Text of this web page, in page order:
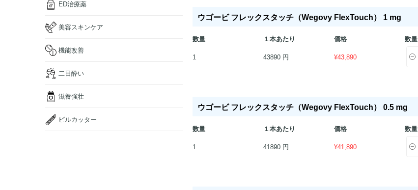
ウゴービ フレックスタッチ（Wegovy FlexTouch） 1 mg
数量 １本あたり 価格
数量
1
43890 円 ¥43,890
ウゴービ フレックスタッチ（Wegovy FlexTouch） 0.5 mg
数量 １本あたり 価格
数量
1
41890 円 ¥41,890
ED治療薬
美容スキンケア
機能改善
二日酔い
滋養強壮
ピルカッター